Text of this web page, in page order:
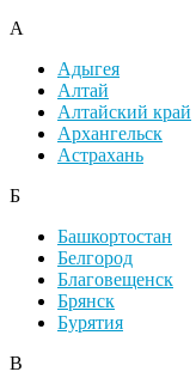
А
Адыгея
Алтай
Алтайский край
Архангельск
Астрахань
Б
Башкортостан
Белгород
Благовещенск
Брянск
Бурятия
В